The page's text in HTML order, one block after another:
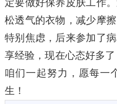
定要做好保养皮肤工作
松透气的衣物，减少摩
特别焦虑，后来参加了
享经验，现在心态好多
咱们一起努力，愿每一
生！